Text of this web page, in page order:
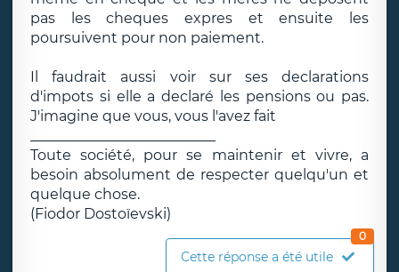
pas les cheques expres et ensuite les
poursuivent pour non paiement.
Il faudrait aussi voir sur ses declarations
d'impots si elle a declaré les pensions ou pas.
J'imagine que vous, vous l'avez fait
Toute société, pour se maintenir et vivre, a
besoin absolument de respecter quelqu'un et
quelque chose.
(Fiodor Dostoïevski)
Cette réponse a été utile
0